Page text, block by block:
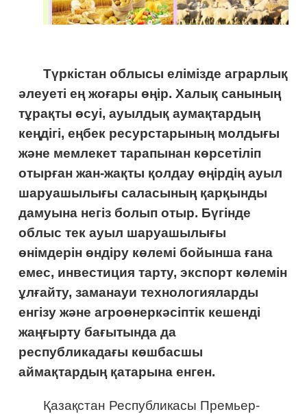
Түркістан облысы елімізде аграрлық
әлеуеті ең жоғары өңір. Халық санының
тұрақты өсуі, ауылдық аумақтардың
кеңдігі, еңбек ресурстарының молдығы
және мемлекет тарапынан көрсетіліп
отырған жан-жақты қолдау өңірдің ауыл
шаруашылығы саласының қарқынды
дамуына негіз болып отыр. Бүгінде
облыс тек ауыл шаруашылығы
өнімдерін өндіру көлемі бойынша ғана
емес, инвестиция тарту, экспорт көлемін
ұлғайту, заманауи технологияларды
енгізу және агроөнеркәсіптік кешенді
жаңғырту бағытында да
республикадағы көшбасшы
аймақтардың қатарына енген.
Қазақстан Республикасы Премьер-